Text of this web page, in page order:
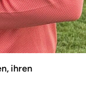
ihren